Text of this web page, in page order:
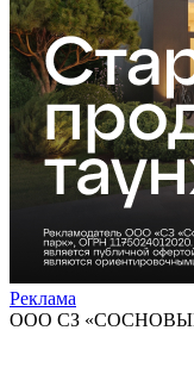
Реклама
ООО СЗ